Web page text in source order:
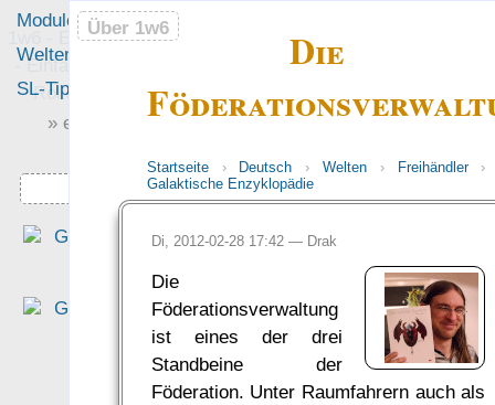
1w6 - Ein Würfel System
- Einfach saubere, freie
Rollenspiel-Regeln
Die
Startseite› Deutsch › Welten › Freihändler›
Galaktische Enzyklopädie
Di, 2012-02-28 17:42 — Drak
Die
Föderationsverwaltung
ist eines der drei
Standbeine der
Föderation. Unter Raumfahrern auch als
Über 1w6
Module
Welten
SL-Tipps
Mitmachen
» einfach saubere «
Über 1w6
Downloads
?
„Das Beste, was ich je - JE
über Magie gelesenen habe.“
— Gastx zuMagie:
Mittel der Reichen,
Meister und der Spinner…
was Leute sagen…